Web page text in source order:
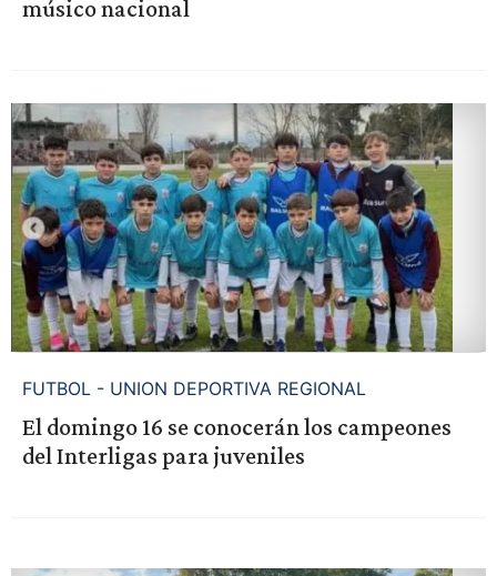
músico nacional
FUTBOL - UNION DEPORTIVA REGIONAL
El domingo 16 se conocerán los campeones
del Interligas para juveniles